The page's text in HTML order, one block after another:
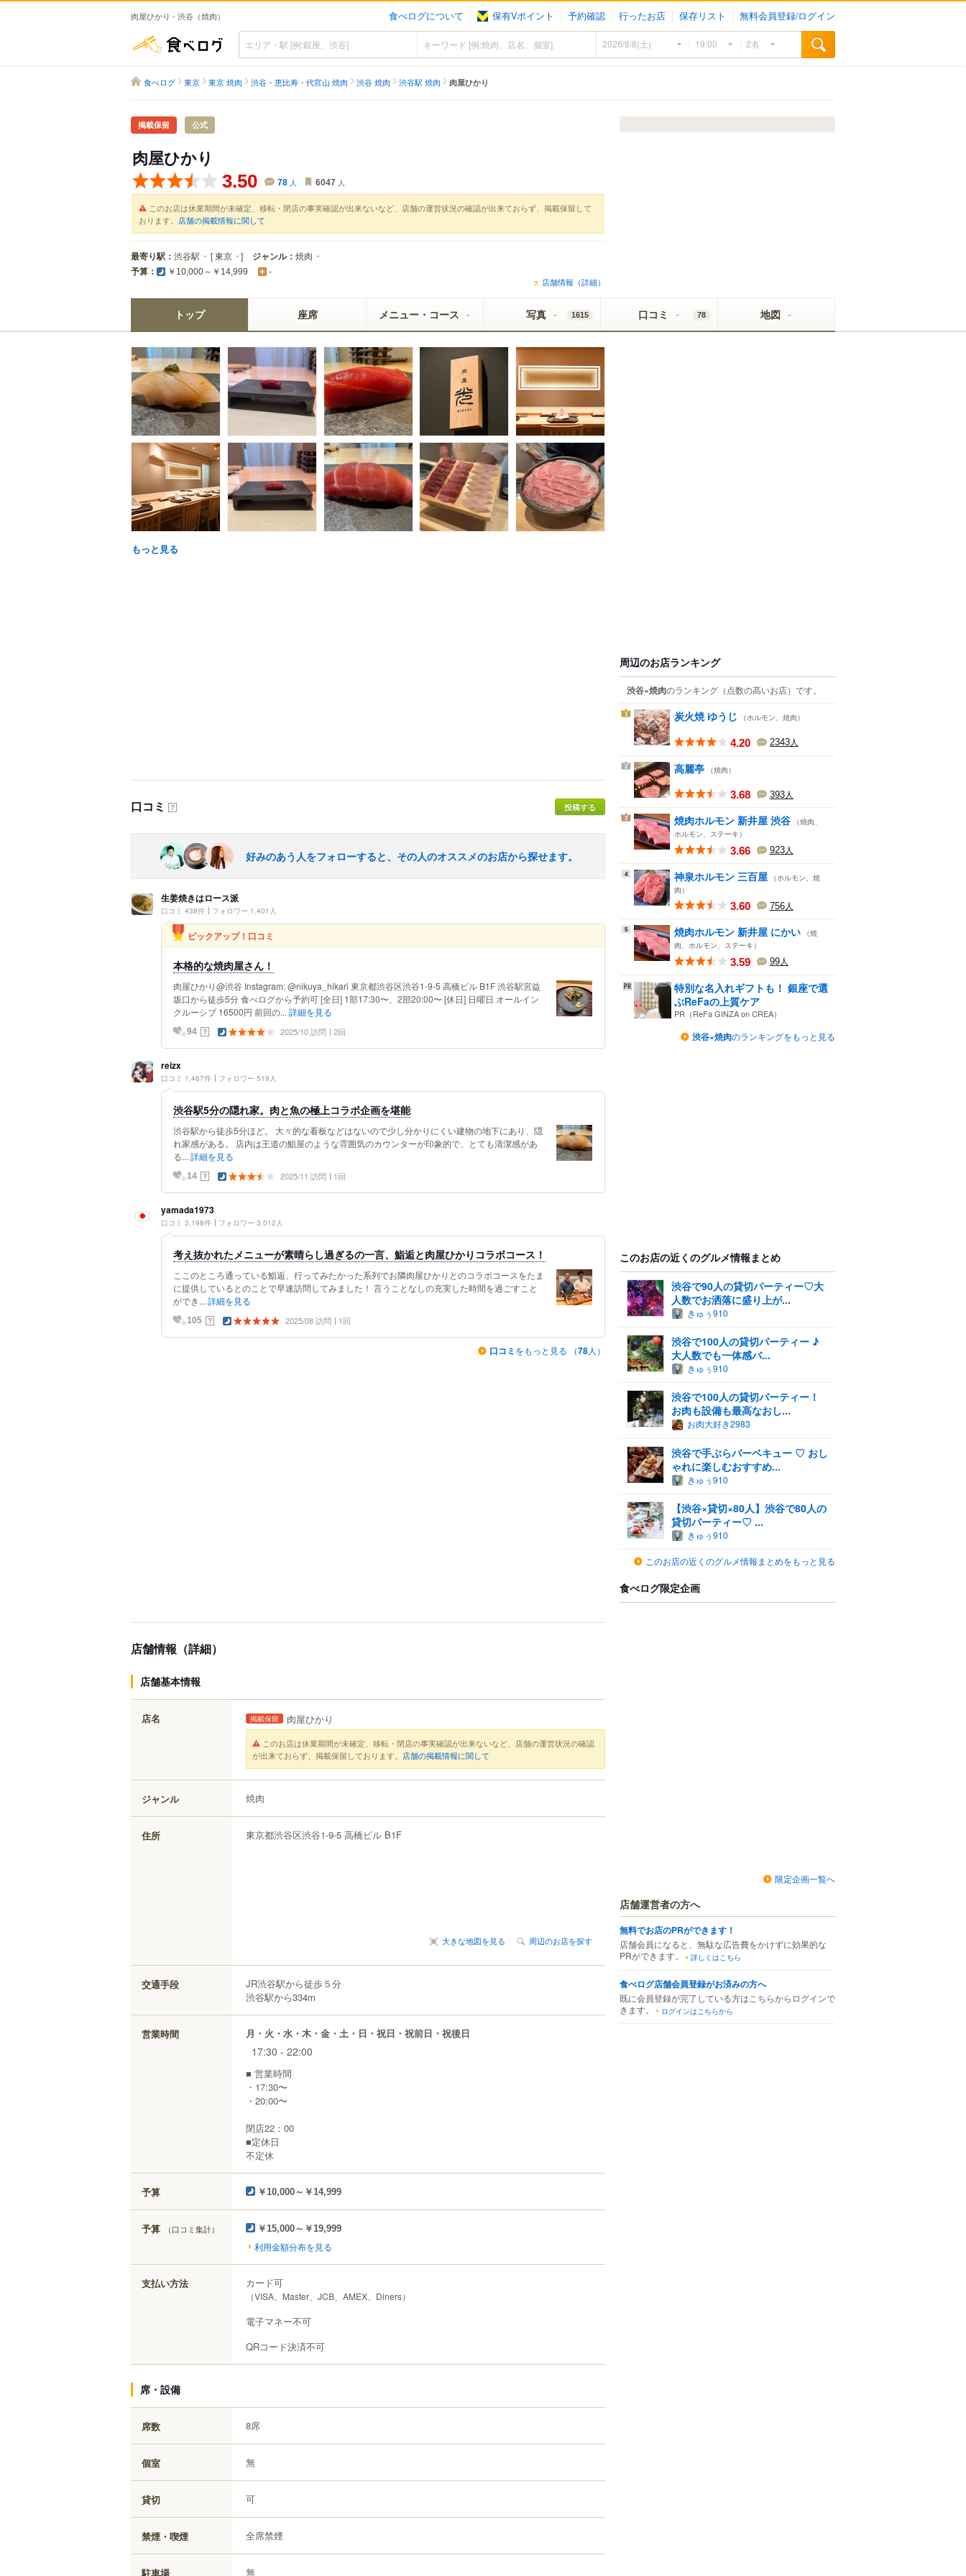
肉屋ひかり - 渋谷（焼肉） 食べログについて 保有Vポイント 予約確認 行ったお店 保存リスト 無料会員登録/ログイン
食べログ
食べログ 東京 東京 焼肉 渋谷・恵比寿・代官山 焼肉 渋谷 焼肉 渋谷駅 焼肉 肉屋ひかり
掲載保留 公式
肉屋ひかり
3.50 78 人 6047 人
このお店は休業期間が未確定、移転・閉店の事実確認が出来ないなど、店舗の運営状況の確認が出来ておらず、掲載保留して
おります。 店舗の掲載情報に関して
最寄り駅： 渋谷駅 [東京 ] ジャンル： 焼肉
予算： ￥10,000～￥14,999 -
店舗情報（詳細）
トップ 座席 メニュー・コース 写真 1615 口コミ 78 地図
もっと見る
口コミ ？ 投稿する
好みのあう人をフォローすると、その人のオススメのお店から探せます。
生姜焼きはロース派
口コミ 438件 フォロワー 1,401人
ピックアップ！口コミ
本格的な焼肉屋さん！
肉屋ひかり@渋谷 Instagram: @nikuya_hikari 東京都渋谷区渋谷1-9-5 高橋ビル B1F 渋谷駅宮益
坂口から徒歩5分 食べログから予約可 [全日] 1部17:30〜、2部20:00〜 [休日] 日曜日 オールイン
クルーシブ 16500円 前回の... 詳細を見る
94 ？ 2025/10 訪問 2回
reizx
口コミ 1,467件 フォロワー 519人
渋谷駅5分の隠れ家。肉と魚の極上コラボ企画を堪能
渋谷駅から徒歩5分ほど。 大々的な看板などはないので少し分かりにくい建物の地下にあり、隠
れ家感がある。 店内は王道の鮨屋のような雰囲気のカウンターが印象的で、とても清潔感があ
る... 詳細を見る
14 ？ 2025/11 訪問 1回
yamada1973
口コミ 3,198件 フォロワー 3,012人
考え抜かれたメニューが素晴らし過ぎるの一言、鮨逅と肉屋ひかりコラボコース！
ここのところ通っている鮨逅、行ってみたかった系列でお隣肉屋ひかりとのコラボコースをたま
に提供しているとのことで早速訪問してみました！ 言うことなしの充実した時間を過ごすこと
ができ... 詳細を見る
105 ？ 2025/08 訪問 1回
口コミ をもっと見る （78人）
店舗情報（詳細）
店舗基本情報
店名 掲載保留 肉屋ひかり
このお店は休業期間が未確定、移転・閉店の事実確認が出来ないなど、店舗の運営状況の確認
が出来ておらず、掲載保留しております。 店舗の掲載情報に関して
ジャンル 焼肉
住所 東京都渋谷区渋谷1-9-5 高橋ビル B1F
大きな地図を見る 周辺のお店を探す
交通手段
JR渋谷駅から徒歩５分
渋谷駅から334m
営業時間 月・火・水・木・金・土・日・祝日・祝前日・祝後日
17:30 - 22:00
■ 営業時間
・17:30〜
・20:00〜
閉店22：00
■定休日
不定休
予算 ￥10,000～￥14,999
予算 （口コミ集計） ￥15,000～￥19,999
利用金額分布を見る
支払い方法 カード可
（VISA、Master、JCB、AMEX、Diners）
電子マネー不可
QRコード決済不可
席・設備
席数 8席
個室 無
貸切 可
禁煙・喫煙 全席禁煙
駐車場 無
周辺のお店ランキング
渋谷×焼肉のランキング （点数の高いお店） です。
1 炭火焼 ゆうじ （ホルモン、焼肉）
4.20 2343人
2 高麗亭 （焼肉）
3.68 393人
3 焼肉ホルモン 新井屋 渋谷 （焼肉、
ホルモン、ステーキ）
3.66 923人
4 神泉ホルモン 三百屋 （ホルモン、焼
肉）
3.60 756人
5 焼肉ホルモン 新井屋 にかい （焼
肉、ホルモン、ステーキ）
3.59 99人
特別な名入れギフトも！ 銀座で選
ぶReFaの上質ケア
PR（ReFa GINZA on CREA）
渋谷×焼肉のランキングをもっと見る
このお店の近くのグルメ情報まとめ
渋谷で90人の貸切パーティー♡大
人数でお洒落に盛り上が...
きゅぅ910
渋谷で100人の貸切パーティー ♪
大人数でも一体感バ...
きゅぅ910
渋谷で100人の貸切パーティー！
お肉も設備も最高なおし...
お肉大好き2983
渋谷で手ぶらバーベキュー ♡ おし
ゃれに楽しむおすすめ...
きゅぅ910
【渋谷×貸切×80人】渋谷で80人の
貸切パーティー♡ ...
きゅぅ910
このお店の近くのグルメ情報まとめをもっと見る
食べログ限定企画
限定企画一覧へ
店舗運営者の方へ
無料でお店のPRができます！
店舗会員になると、無駄な広告費をかけずに効果的な
PRができます。
詳しくはこちら
食べログ店舗会員登録がお済みの方へ
既に会員登録が完了している方はこちらからログインで
きます。
ログインはこちらから